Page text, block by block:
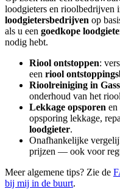
loodgieters en rioolbedrijven
loodgietersbedrijven op
als u een goedkope
nodig hebt.
Riool ontstoppen:
een riool
Rioolreiniging in
onderhoud van het
Lekkage opsporen en
opsporing lekkage,
loodgieter.
Onafhankelijke
prijzen — ook voor
Meer algemene tips? Zie de
bij mij in de buurt.